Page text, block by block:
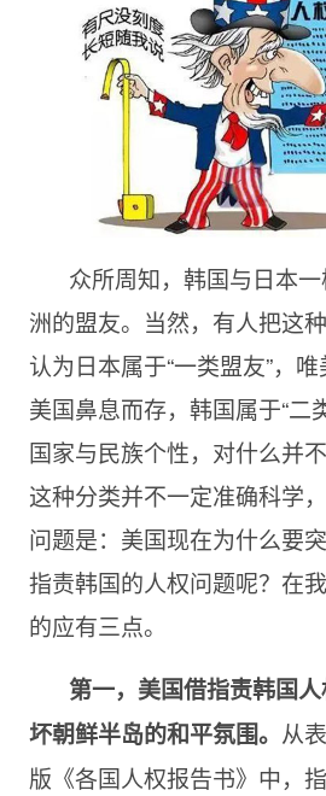
众所周知，韩国与日本
洲的盟友。当然，有人把这种
认为日本属于“一类盟友”，
美国鼻息而存，韩国属于“二
国家与民族个性，对什么并不
这种分类并不一定准确科学
问题是：美国现在为什么要突
指责韩国的人权问题呢？在
的应有三点。
第一，美国借指责韩国
坏朝鲜半岛的和平氛围。 从
版《各国人权报告书》中，